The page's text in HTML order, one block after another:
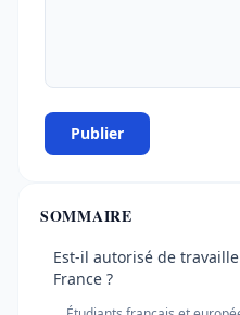
Publier
SOMMAIRE
Est-il autorisé de
France ?